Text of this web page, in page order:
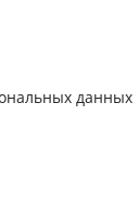
данных